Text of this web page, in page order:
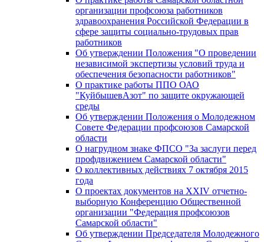
организации профсоюза работников
здравоохранения Российской Федерации в
сфере защиты социально-трудовых прав
работников
Об утверждении Положения "О проведении
независимой экспертизы условий труда и
обеспечения безопасности работников"
О практике работы ППО ОАО
"КуйбышевАзот" по защите окружающей
среды
Об утверждении Положения о Молодежном
Совете Федерации профсоюзов Самарской
области
О нагрудном знаке ФПСО "За заслуги перед
профдвижением Самарской области"
О коллективных действиях 7 октября 2015
года
О проектах документов на XXIV отчетно-
выборную Конференцию Общественной
организации "Федерация профсоюзов
Самарской области"
Об утверждении Председателя Молодежного